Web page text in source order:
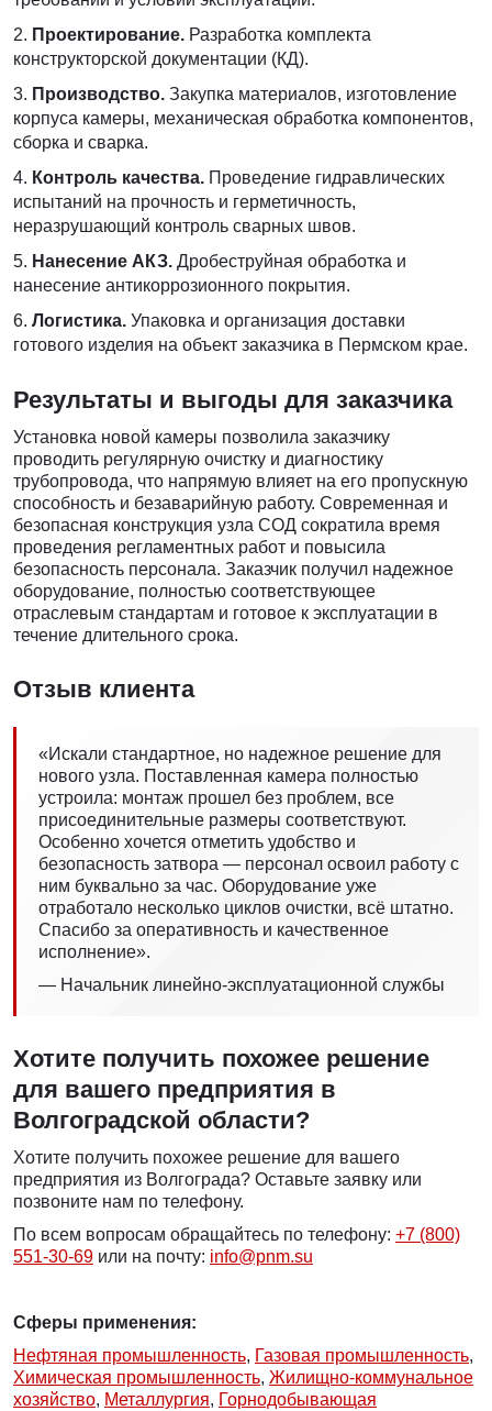
Проектирование. Разработка комплекта
конструкторской документации (КД).
Производство. Закупка материалов, изготовление
корпуса камеры, механическая обработка компонентов,
сборка и сварка.
Контроль качества. Проведение гидравлических
испытаний на прочность и герметичность,
неразрушающий контроль сварных швов.
Нанесение АКЗ. Дробеструйная обработка и
нанесение антикоррозионного покрытия.
Логистика. Упаковка и организация доставки
готового изделия на объект заказчика в Пермском крае.
Результаты и выгоды для заказчика
Установка новой камеры позволила заказчику
проводить регулярную очистку и диагностику
трубопровода, что напрямую влияет на его пропускную
способность и безаварийную работу. Современная и
безопасная конструкция узла СОД сократила время
проведения регламентных работ и повысила
безопасность персонала. Заказчик получил надежное
оборудование, полностью соответствующее
отраслевым стандартам и готовое к эксплуатации в
течение длительного срока.
Отзыв клиента
«Искали стандартное, но надежное решение для
нового узла. Поставленная камера полностью
устроила: монтаж прошел без проблем, все
присоединительные размеры соответствуют.
Особенно хочется отметить удобство и
безопасность затвора — персонал освоил работу с
ним буквально за час. Оборудование уже
отработало несколько циклов очистки, всё штатно.
Спасибо за оперативность и качественное
исполнение».
— Начальник линейно-эксплуатационной службы
Хотите получить похожее решение
для вашего предприятия в
Волгоградской области?
Хотите получить похожее решение для вашего
предприятия из Волгограда? Оставьте заявку или
позвоните нам по телефону.
По всем вопросам обращайтесь по телефону: +7 (800)
551-30-69 или на почту: info@pnm.su
Сферы применения:
Нефтяная промышленность, Газовая промышленность,
Химическая промышленность, Жилищно-коммунальное
хозяйство, Металлургия, Горнодобывающая